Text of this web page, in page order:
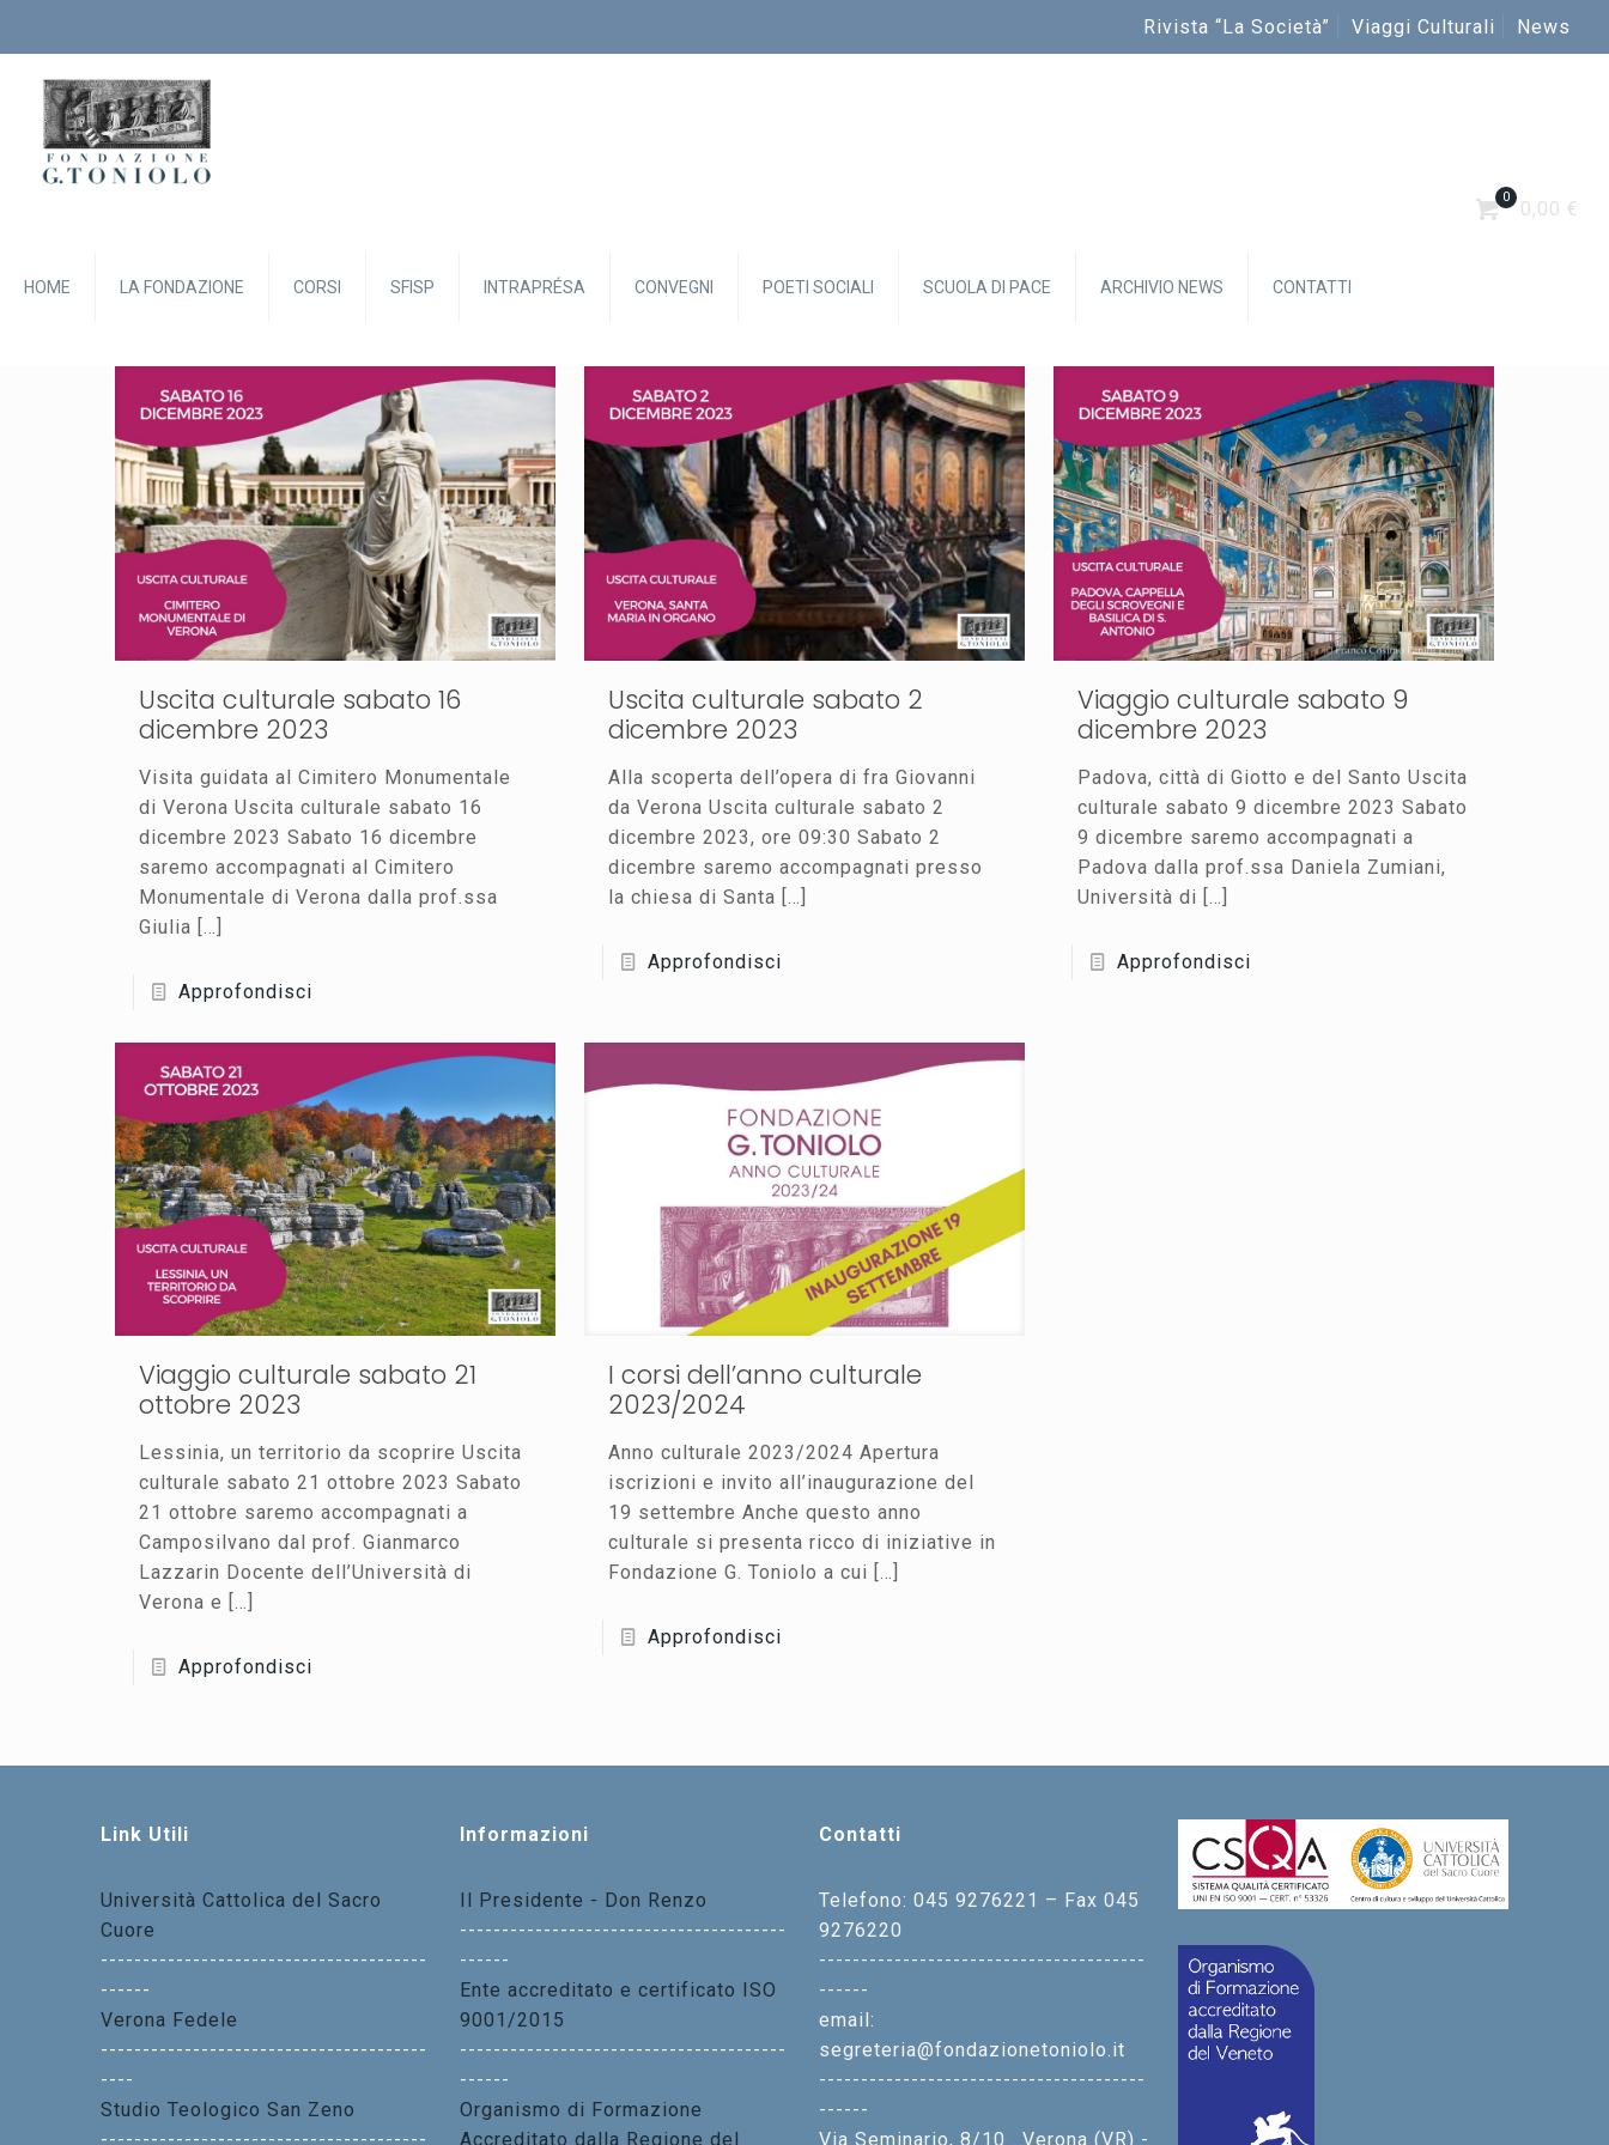
Rivista “La Società” Viaggi Culturali News
HOME LA FONDAZIONE CORSI SFISP INTRAPRÉSA CONVEGNI POETI SOCIALI SCUOLA DI PACE ARCHIVIO NEWS CONTATTI
0
0,00 €
Uscita culturale sabato 16
dicembre 2023
Visita guidata al Cimitero Monumentale
di Verona Uscita culturale sabato 16
dicembre 2023 Sabato 16 dicembre
saremo accompagnati al Cimitero
Monumentale di Verona dalla prof.ssa
Giulia […]
Approfondisci
Uscita culturale sabato 2
dicembre 2023
Alla scoperta dell’opera di fra Giovanni
da Verona Uscita culturale sabato 2
dicembre 2023, ore 09:30 Sabato 2
dicembre saremo accompagnati presso
la chiesa di Santa […]
Approfondisci
Viaggio culturale sabato 9
dicembre 2023
Padova, città di Giotto e del Santo Uscita
culturale sabato 9 dicembre 2023 Sabato
9 dicembre saremo accompagnati a
Padova dalla prof.ssa Daniela Zumiani,
Università di […]
Approfondisci
Viaggio culturale sabato 21
ottobre 2023
Lessinia, un territorio da scoprire Uscita
culturale sabato 21 ottobre 2023 Sabato
21 ottobre saremo accompagnati a
Camposilvano dal prof. Gianmarco
Lazzarin Docente dell’Università di
Verona e […]
Approfondisci
I corsi dell’anno culturale
2023/2024
Anno culturale 2023/2024 Apertura
iscrizioni e invito all’inaugurazione del
19 settembre Anche questo anno
culturale si presenta ricco di iniziative in
Fondazione G. Toniolo a cui […]
Approfondisci
Link Utili
Università Cattolica del Sacro
Cuore
---------------------------------------
------
Verona Fedele
---------------------------------------
----
Studio Teologico San Zeno
---------------------------------------
Informazioni
Il Presidente - Don Renzo
---------------------------------------
------
Ente accreditato e certificato ISO
9001/2015
---------------------------------------
------
Organismo di Formazione
Accreditato dalla Regione del
Contatti
Telefono: 045 9276221 – Fax 045
9276220
---------------------------------------
------
email:
segreteria@fondazionetoniolo.it
---------------------------------------
------
Via Seminario, 8/10 . Verona (VR) -